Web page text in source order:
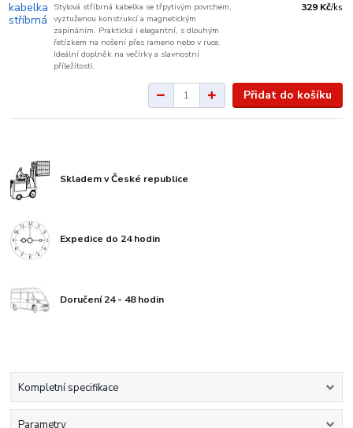
Stylová stříbrná kabelka se třpytivým povrchem,
vyztuženou konstrukcí a magnetickým
zapínáním. Praktická i elegantní, s dlouhým
řetízkem na nošení přes rameno nebo v ruce.
Ideální doplněk na večírky a slavnostní
příležitosti.
329 Kč/ks
Přidat do košíku
Skladem v České republice
Expedice do 24 hodin
Doručení 24 - 48 hodin
Kompletní specifikace
Parametry